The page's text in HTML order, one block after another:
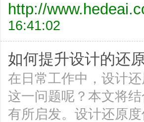
http://
16:41:02
如何提升设计的还
在日常工作中，设计
这一问题呢？本文将
有所启发。设计还原